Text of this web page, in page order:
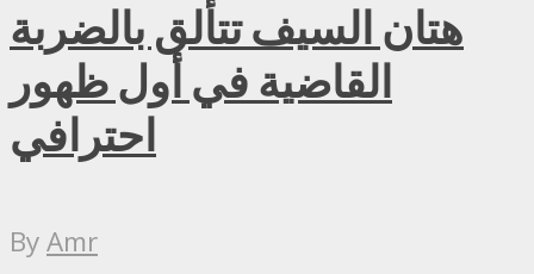
هتان السيف تتألق بالضربة
القاضية في أول ظهور
احترافي
ByAmr